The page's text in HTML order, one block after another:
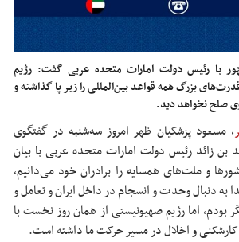
با رئیس دولت امارات متحده عربی گفت: رژیم
بزرگ همه قواعد بین‌المللی را زیر پا گذاشته و
صلح نخواهد دید.
، مسعود پزشکیان ظهر امروز سه‌شنبه در گفتگوی
بن زائد رئیس دولت امارات متحده عربی با بیان
و ملت‌های همسایه را برادران خود می‌دانیم،
به دنبال وحدت و انسجام در داخل ایران و تعامل و
بودم، اما رژیم صهیونیستی از همان روز نخست با
و اخلال در مسیر حرکت ما داشته است.